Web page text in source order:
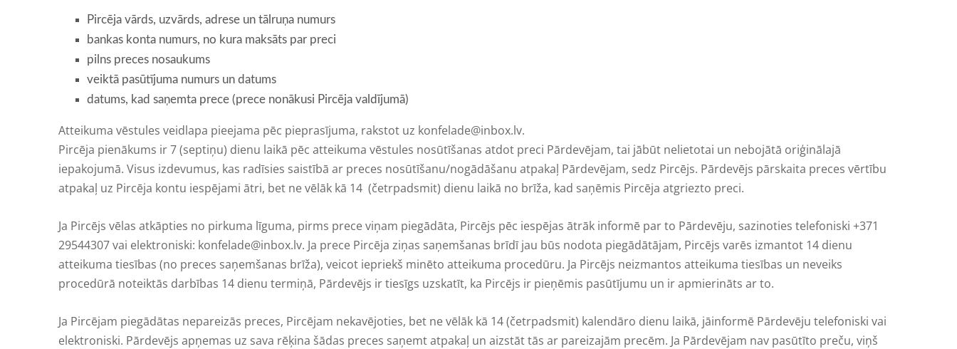
Pircēja vārds, uzvārds, adrese un tālruņa numurs
bankas konta numurs, no kura maksāts par preci
pilns preces nosaukums
veiktā pasūtījuma numurs un datums
datums, kad saņemta prece (prece nonākusi Pircēja valdījumā)
Atteikuma vēstules veidlapa pieejama pēc pieprasījuma, rakstot uz konfelade@inbox.lv.
Pircēja pienākums ir 7 (septiņu) dienu laikā pēc atteikuma vēstules nosūtīšanas atdot preci Pārdevējam, tai jābūt nelietotai un nebojātā oriģinālajā
iepakojumā. Visus izdevumus, kas radīsies saistībā ar preces nosūtīšanu/nogādāšanu atpakaļ Pārdevējam, sedz Pircējs. Pārdevējs pārskaita preces vērtību
atpakaļ uz Pircēja kontu iespējami ātri, bet ne vēlāk kā 14 (četrpadsmit) dienu laikā no brīža, kad saņēmis Pircēja atgriezto preci.
Ja Pircējs vēlas atkāpties no pirkuma līguma, pirms prece viņam piegādāta, Pircējs pēc iespējas ātrāk informē par to Pārdevēju, sazinoties telefoniski +371
29544307 vai elektroniski: konfelade@inbox.lv. Ja prece Pircēja ziņas saņemšanas brīdī jau būs nodota piegādātājam, Pircējs varēs izmantot 14 dienu
atteikuma tiesības (no preces saņemšanas brīža), veicot iepriekš minēto atteikuma procedūru. Ja Pircējs neizmantos atteikuma tiesības un neveiks
procedūrā noteiktās darbības 14 dienu termiņā, Pārdevējs ir tiesīgs uzskatīt, ka Pircējs ir pieņēmis pasūtījumu un ir apmierināts ar to.
Ja Pircējam piegādātas nepareizās preces, Pircējam nekavējoties, bet ne vēlāk kā 14 (četrpadsmit) kalendāro dienu laikā, jāinformē Pārdevēju telefoniski vai
elektroniski. Pārdevējs apņemas uz sava rēķina šādas preces saņemt atpakaļ un aizstāt tās ar pareizajām precēm. Ja Pārdevējam nav pasūtīto preču, viņš